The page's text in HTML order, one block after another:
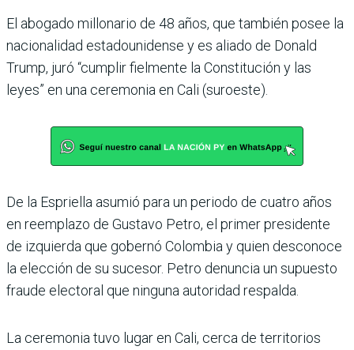
El abogado millonario de 48 años, que también posee la
nacionalidad estadouni­dense y es aliado de Donald
Trump, juró “cumplir fiel­mente la Constitución y las
leyes” en una ceremonia en Cali (suroeste).
De la Espriella asumió para un periodo de cuatro años
en reemplazo de Gustavo Petro, el primer presidente
de izquierda que gobernó Colombia y quien desconoce
la elección de su sucesor. Petro denuncia un supuesto
fraude electoral que ninguna autoridad respalda.
La ceremonia tuvo lugar en Cali, cerca de territorios